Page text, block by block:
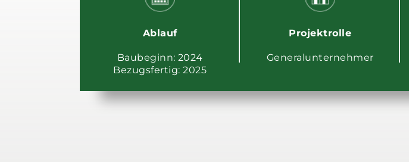
Ablauf
Baubeginn: 2024
Bezugsfertig: 2025
Projektrolle
Generalunternehmer